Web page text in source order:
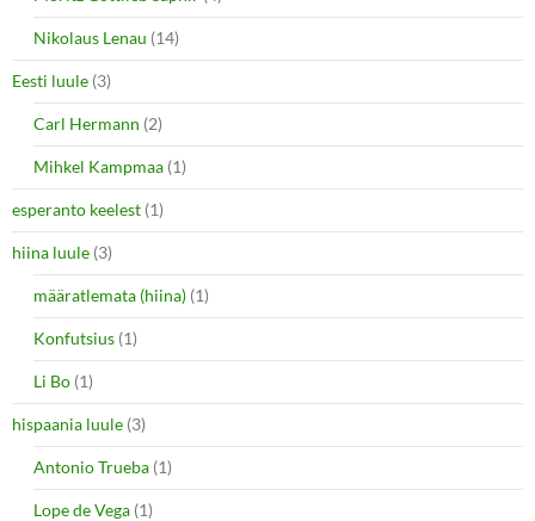
Nikolaus Lenau (14)
Eesti luule (3)
Carl Hermann (2)
Mihkel Kampmaa (1)
esperanto keelest (1)
hiina luule (3)
määratlemata (hiina) (1)
Konfutsius (1)
Li Bo (1)
hispaania luule (3)
Antonio Trueba (1)
Lope de Vega (1)